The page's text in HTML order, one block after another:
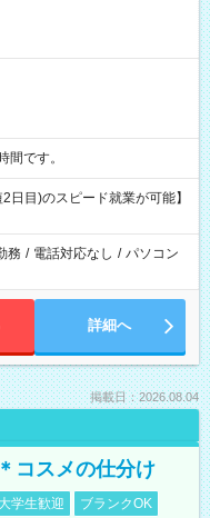
8時間です。
日目)のスピード就業が可能】
務 / 電話対応なし / パソコン
詳細へ
掲載日：2026.08.04
コスメの仕分け
大学生歓迎
ブランクOK